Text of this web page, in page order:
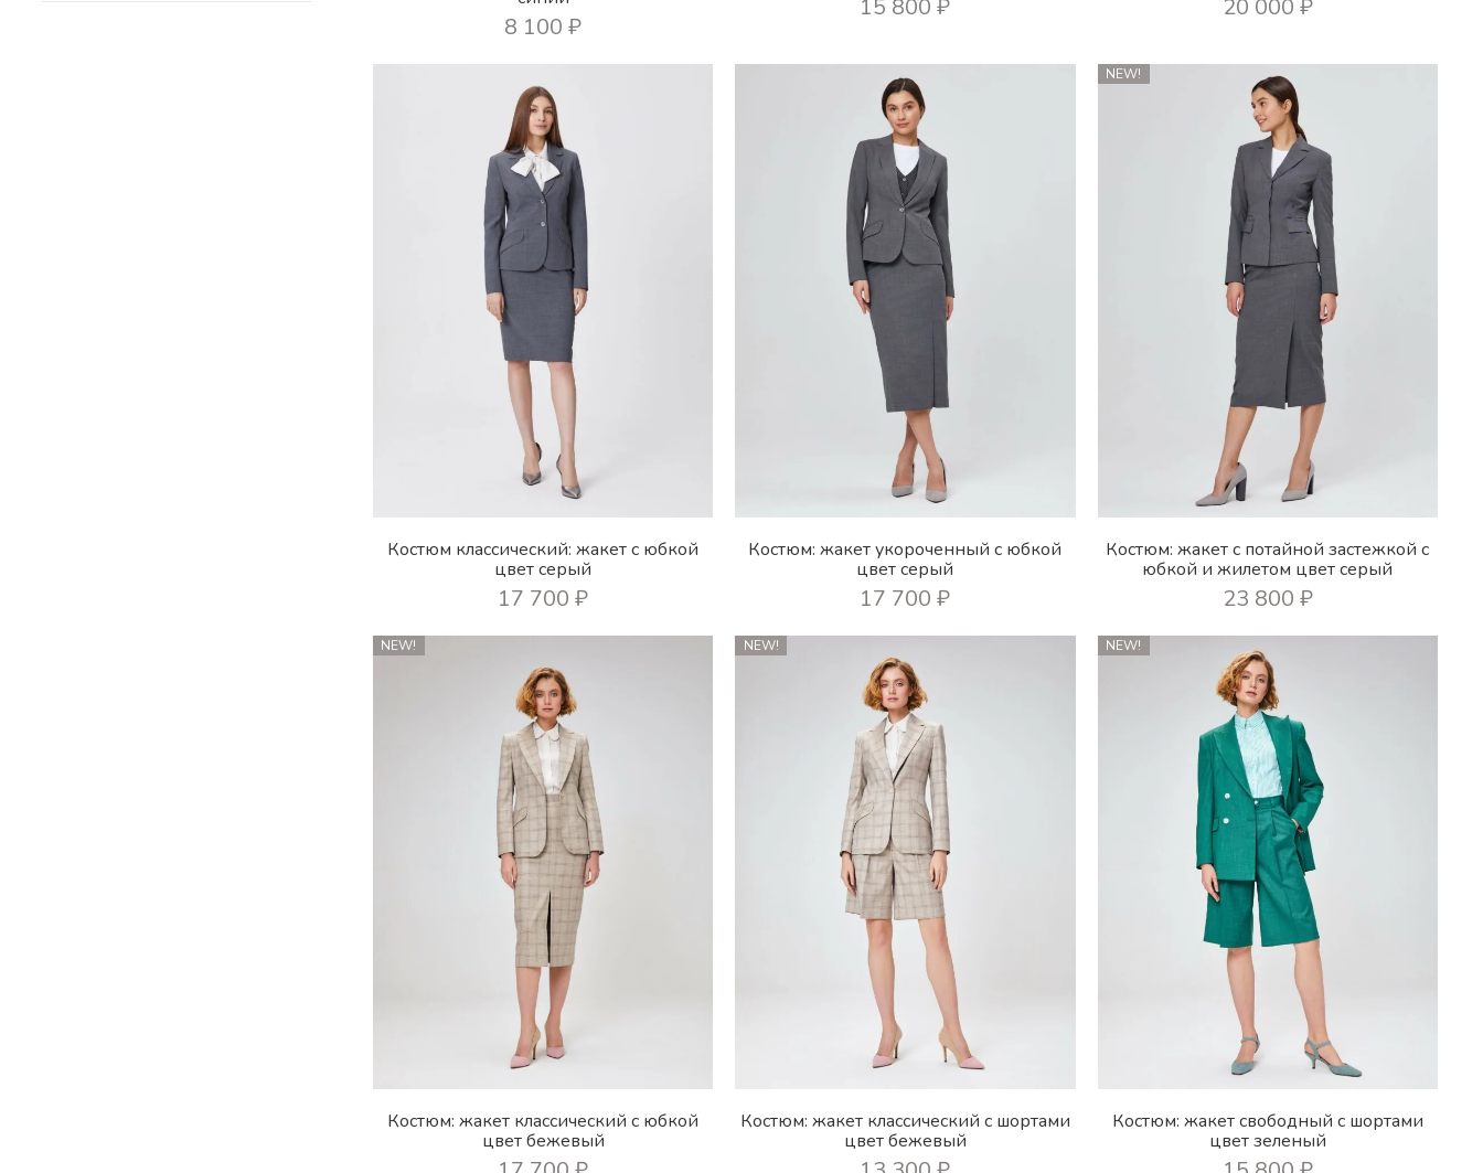
8 100₽
15 800₽ 20 000 ₽
Костюм классический: жакет с юбкой
цвет серый
17 700₽
Костюм: жакет укороченный с юбкой
цвет серый
17 700₽
NEW!
Костюм: жакет с потайной застежкой с
юбкой и жилетом цвет серый
23 800 ₽
NEW!
Костюм: жакет классический с юбкой
цвет бежевый
NEW!
Костюм: жакет классический с шортами
цвет бежевый
NEW!
Костюм: жакет свободный с шортами
цвет зеленый